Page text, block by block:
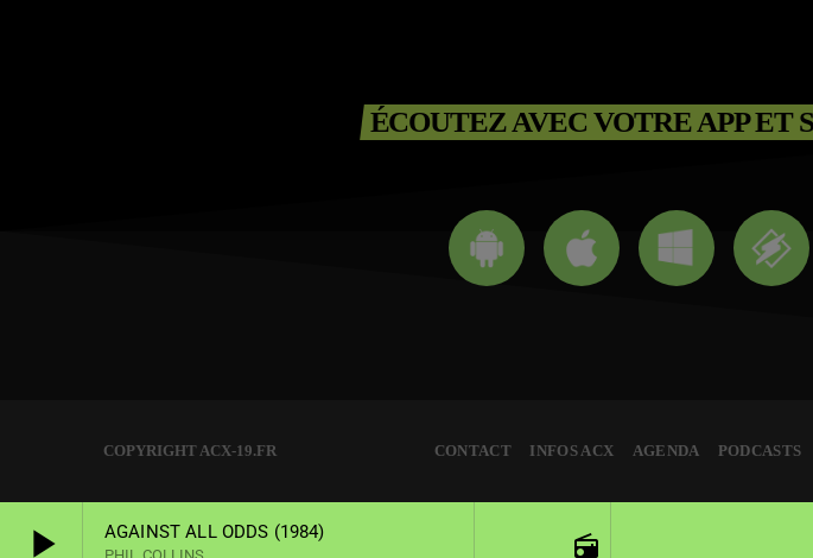
play_arrow AGAINST ALL ODDS (1984) radio
ÉCOUTEZ AVEC VOTRE APP ET
COPYRIGHT ACX-19.FR CONTACT INFOS ACX AGENDA PODCASTS